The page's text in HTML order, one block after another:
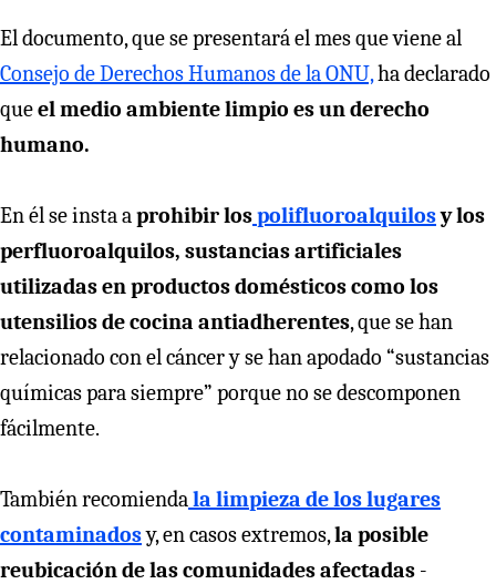
El documento, que se presentará el mes que viene al
Consejo de Derechos Humanos de la ONU,ha declarado
queel medio ambiente limpio es un derecho
humano.
En él se insta aprohibir lospolifluoroalquilosy los
perfluoroalquilos, sustancias artificiales
utilizadas en productos domésticos como los
utensilios de cocina antiadherentes, que se han
relacionado con el cáncer y se han apodado “sustancias
químicas para siempre” porque no se descomponen
fácilmente.
También recomiendala limpieza de los lugares
contaminadosy, en casos extremos,la posible
reubicación de las comunidades afectadas -